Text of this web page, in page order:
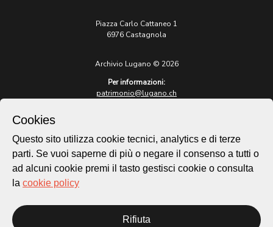
Piazza Carlo Cattaneo 1
6976 Castagnola
Archivio Lugano © 2026
Per informazioni:
patrimonio@lugano.ch
lugano.ch
Cookie policy
Homepage
Temi
Cookies
Questo sito utilizza cookie tecnici, analytics e di terze
parti. Se vuoi saperne di più o negare il consenso a tutti o
ad alcuni cookie premi il tasto gestisci cookie o consulta
la cookie policy
Rifiuta